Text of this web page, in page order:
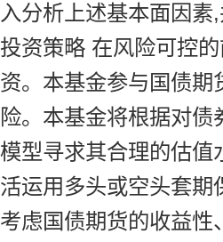
入分析上述基本面因
投资策略 在风险可控
资。本基金参与国债
险。本基金将根据对
模型寻求其合理的估
活运用多头或空头套
考虑国债期货的收益